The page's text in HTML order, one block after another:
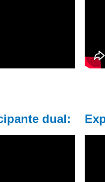
dual: